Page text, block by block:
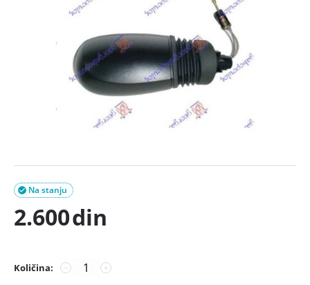
Na stanju

2.600din
Količina: +
−